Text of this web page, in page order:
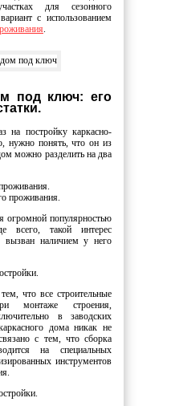
для сезонного
с использованием
под ключ: его
на постройку каркасно-
нужно понять, что он из
можно разделить на два
проживания.
огромной популярностью
всего, такой интерес
вызван наличием у него
что все строительные
монтаже строения,
в заводских
дома никак не
с тем, что сборка
на специальных
инструментов